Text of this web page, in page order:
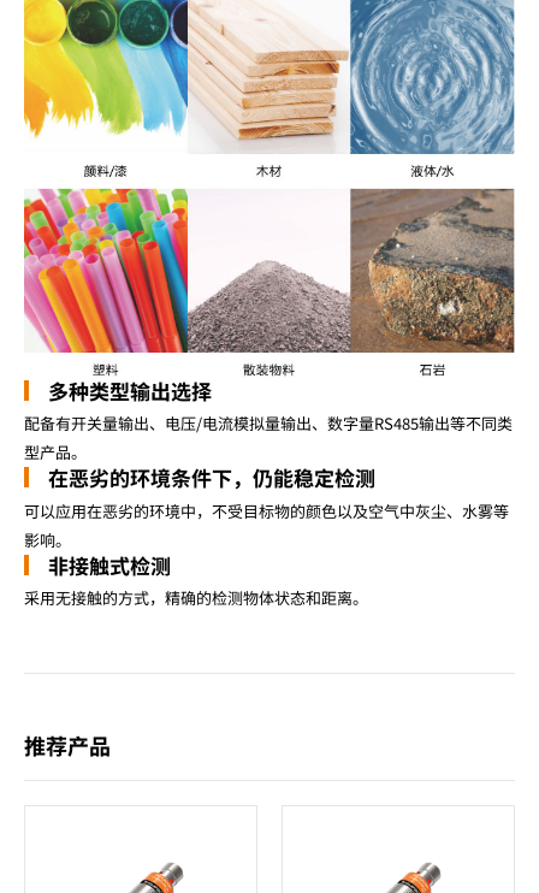
多种类型输出选择
配备有开关量输出、电压/电流模拟量输出、数字量RS485输出等不同类
型产品。
在恶劣的环境条件下，仍能稳定检测
可以应用在恶劣的环境中，不受目标物的颜色以及空气中灰尘、水雾等
影响。
非接触式检测
采用无接触的方式，精确的检测物体状态和距离。
推荐产品